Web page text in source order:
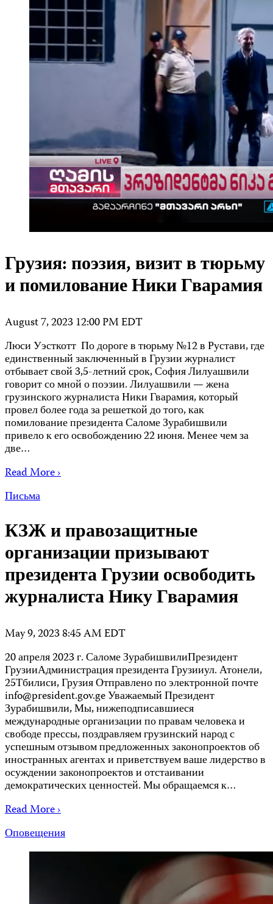
Грузия: поэзия, визит в тюрьму
и помилование Ники Гварамия
August 7, 2023 12:00 PM EDT
Люси Уэсткотт По дороге в тюрьму №12 в Рустави, где
единственный заключенный в Грузии журналист
отбывает свой 3,5-летний срок, София Лилуашвили
говорит со мной о поэзии. Лилуашвили — жена
грузинского журналиста Ники Гварамия, который
провел более года за решеткой до того, как
помилование президента Саломе Зурабишвили
привело к его освобождению 22 июня. Менее чем за
две…
Read More ›
Письма
КЗЖ и правозащитные
организации призывают
президента Грузии освободить
журналиста Нику Гварамия
May 9, 2023 8:45 AM EDT
20 апреля 2023 г. Саломе ЗурабишвилиПрезидент
ГрузииАдминистрация президента Грузииул. Атонели,
25Тбилиси, Грузия Отправлено по электронной почте
info@president.gov.geУважаемый Президент
Зурабишвили, Мы, нижеподписавшиеся
международные организации по правам человека и
свободе прессы, поздравляем грузинский народ с
успешным отзывом предложенных законопроектов об
иностранных агентах и ​​приветствуем ваше лидерство в
осуждении законопроектов и отстаивании
демократических ценностей. Мы обращаемся к…
Read More ›
Оповещения